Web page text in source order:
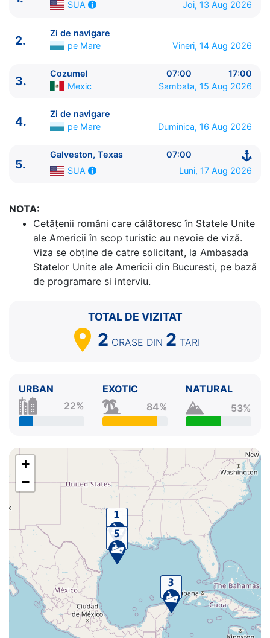
ITINERARIU
Ziua | Portul | Sosire - Plecare
1. Galveston, Texas
Zi de navigare pe Mare 0:00 - 0:00
Cozumel Mexic 07:00 - 17:00
Zi de navigare pe Mare 0:00 - 0:00
Galveston, Texas SUA 07:00 - ⚓
SUA
Joi, 13 Aug 2026
2.
Zi de navigare
pe Mare
Vineri, 14 Aug 2026
3.
Cozumel 07:00
17:00
Mexic
Sambata, 15 Aug 2026
4.
Zi de navigare
pe Mare
Duminica, 16 Aug 2026
5.
Galveston, Texas
07:00
SUA
Luni, 17 Aug 2026
NOTA:
Cetăţenii români care călătoresc în Statele Unite
ale Americii în scop turistic au nevoie de viză.
Viza se obține de catre solicitant, la Ambasada
Statelor Unite ale Americii din Bucuresti, pe bază
de programare si interviu.
TOTAL DE VIZITAT
2 ORASE DIN 2 TARI
URBAN
22%
EXOTIC
84%
NATURAL
53%
+
−